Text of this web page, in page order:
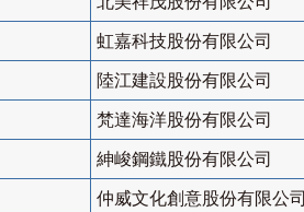
虹嘉科技股份有限公司
陸江建設股份有限公司
梵達海洋股份有限公司
紳峻鋼鐵股份有限公司
仲威文化創意股份有限公司